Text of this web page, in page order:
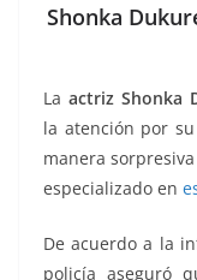
c
b
o
o
itt
Shonka
La actriz Shonka
la atención por
manera
especializado en
De acuerdo a la
policía aseguró